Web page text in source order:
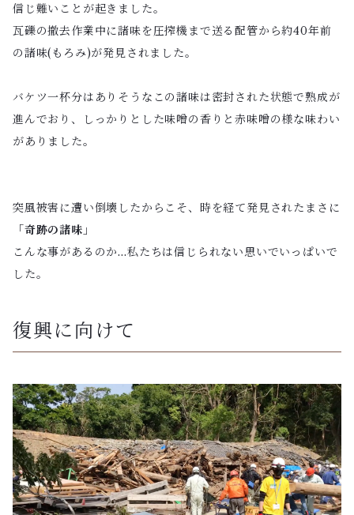
信じ難いことが起きました。
瓦礫の撤去作業中に諸味を圧搾機まで送る配管から約40年前
の諸味(もろみ)が発見されました。
バケツ一杯分はありそうなこの諸味は密封された状態で熟成が
進んでおり、しっかりとした味噌の香りと赤味噌の様な味わい
がありました。
突風被害に遭い倒壊したからこそ、時を経て発見されたまさに
「奇跡の諸味」
こんな事があるのか…私たちは信じられない思いでいっぱいで
した。
復興に向けて